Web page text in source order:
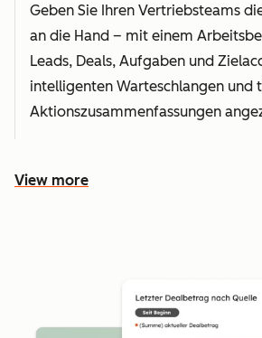
Geben Sie Ihren Vertriebsteams
an die Hand – mit einem
Leads, Deals, Aufgaben und
intelligenten Warteschlangen und
Aktionszusammenfassungen
View more